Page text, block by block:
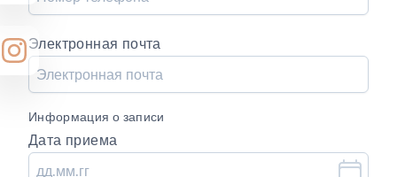
Электронная почта
Информация о записи
Дата приема